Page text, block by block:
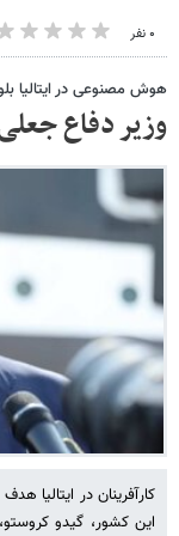
۰ نفر
هوش مصنوعی در ایتالیا
وزیر دفاع
کارآفرینان در ایتالیا
این کشور، گیدو کروستو،